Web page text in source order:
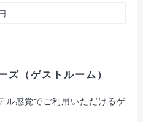
ズ（ゲストルーム）
ル感覚でご利用いただけるゲ